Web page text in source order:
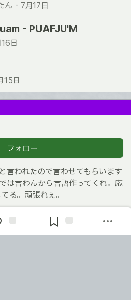
ん - 7月17日
- PUAFJU'M
日
15日
フォロー
言われたので言わせてもらいます
は言わんから言語作ってくれ。応
る。頑張れぇ。
ろだが。どうだろうか…あぁあと